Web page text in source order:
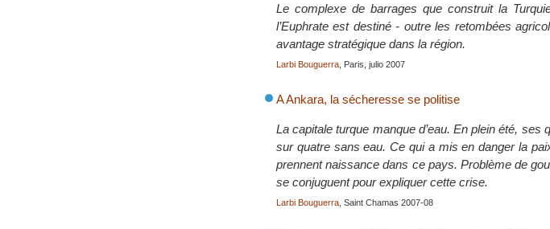
Le complexe de barrages que construit la
l’Euphrate est destiné - outre les retombées
avantage stratégique dans la région.
Larbi Bouguerra , Paris, julio 2007
A Ankara, la sécheresse se politise
La capitale turque manque d’eau. En plein été, ses
sur quatre sans eau. Ce qui a mis en danger la
prennent naissance dans ce pays. Problème de
se conjuguent pour expliquer cette crise.
Larbi Bouguerra , Saint Chamas 2007-08